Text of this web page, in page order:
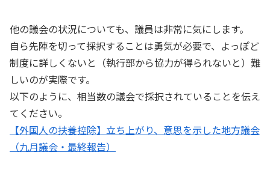
他の議会の状況についても、議員は非常に気にします。
自ら先陣を切って採択することは勇気が必要で、よっぽど
制度に詳しくないと（執行部から協力が得られないと）難
しいのが実際です。
以下のように、相当数の議会で採択されていることを伝え
てください。
【外国人の扶養控除】立ち上がり、意思を示した地方議会
（九月議会・最終報告）